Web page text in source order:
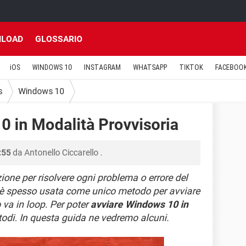
GLOSSARIO
iOS WINDOWS 10 INSTAGRAM WHATSAPP TIKTOK
Windows 10
in Modalità Provvisoria
da Antonello Ciccarello .
per risolvere ogni problema o errore del
spesso usata come unico metodo per avviare
in loop. Per poteravviare Windows 10 in
In questa guida ne vedremo alcuni.